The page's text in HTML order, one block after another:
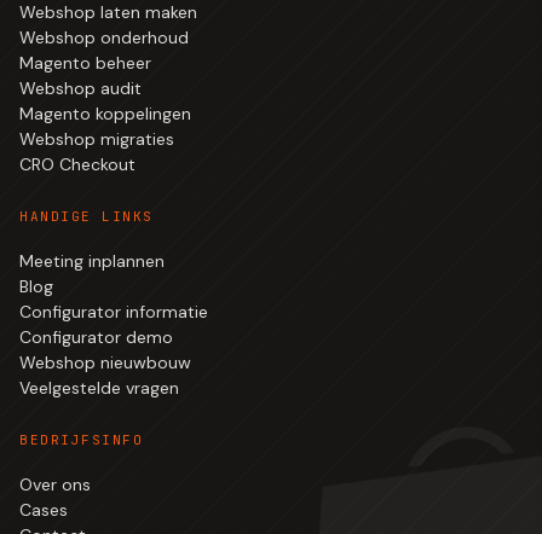
Webshop laten maken
Webshop onderhoud
Magento beheer
Webshop audit
Magento koppelingen
Webshop migraties
CRO Checkout
HANDIGE LINKS
Meeting inplannen
Blog
Configurator informatie
Configurator demo
Webshop nieuwbouw
Veelgestelde vragen
BEDRIJFSINFO
Over ons
Cases